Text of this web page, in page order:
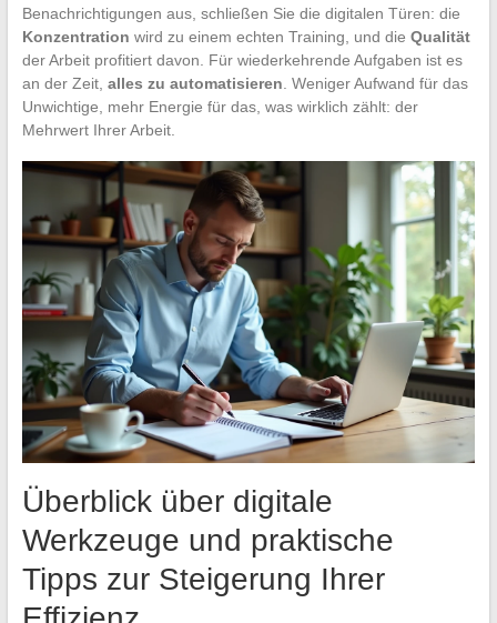
Benachrichtigungen aus, schließen Sie die digitalen Türen: die
Konzentration wird zu einem echten Training, und die Qualität
der Arbeit profitiert davon. Für wiederkehrende Aufgaben ist es
an der Zeit, alles zu automatisieren . Weniger Aufwand für das
Unwichtige, mehr Energie für das, was wirklich zählt: der
Mehrwert Ihrer Arbeit.
Überblick über digitale
Werkzeuge und praktische
Tipps zur Steigerung Ihrer